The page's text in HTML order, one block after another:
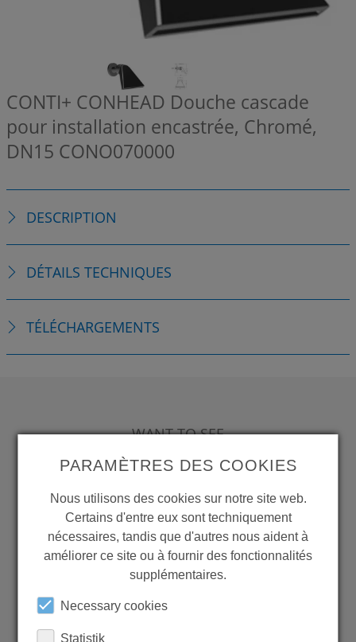
CONTI+ CONHEAD Douche cascade
pour installation encastrée, Chromé,
DN15 CONO070000
DESCRIPTION
DÉTAILS TECHNIQUES
TÉLÉCHARGEMENTS
WANT TO SEE
MORE PRODUCTS?
Back to overview
PARAMÈTRES DES COOKIES
Nous utilisons des cookies sur notre site web.
Certains d'entre eux sont techniquement
nécessaires, tandis que d'autres nous aident à
améliorer ce site ou à fournir des fonctionnalités
supplémentaires.
Necessary cookies
Statistik